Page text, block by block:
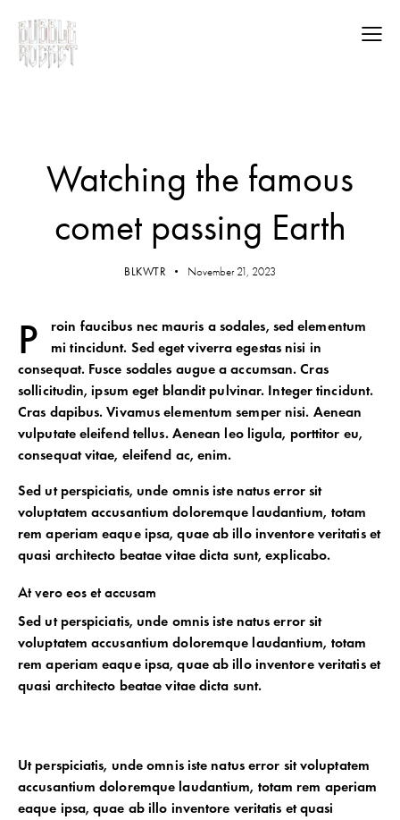
Watching the famous
comet passing Earth
BLKWTR November 21, 2023
P
roin faucibus nec mauris a sodales, sed elementum
mi tincidunt. Sed eget viverra egestas nisi in
consequat. Fusce sodales augue a accumsan. Cras
sollicitudin, ipsum eget blandit pulvinar. Integer tincidunt.
Cras dapibus. Vivamus elementum semper nisi. Aenean
vulputate eleifend tellus. Aenean leo ligula, porttitor eu,
consequat vitae, eleifend ac, enim.
Sed ut perspiciatis, unde omnis iste natus error sit
voluptatem accusantium doloremque laudantium, totam
rem aperiam eaque ipsa, quae ab illo inventore veritatis et
quasi architecto beatae vitae dicta sunt, explicabo.
At vero eos et accusam
Sed ut perspiciatis, unde omnis iste natus error sit
voluptatem accusantium doloremque laudantium, totam
rem aperiam eaque ipsa, quae ab illo inventore veritatis et
quasi architecto beatae vitae dicta sunt.
Ut perspiciatis, unde omnis iste natus error sit voluptatem
accusantium doloremque laudantium, totam rem aperiam
eaque ipsa, quae ab illo inventore veritatis et quasi